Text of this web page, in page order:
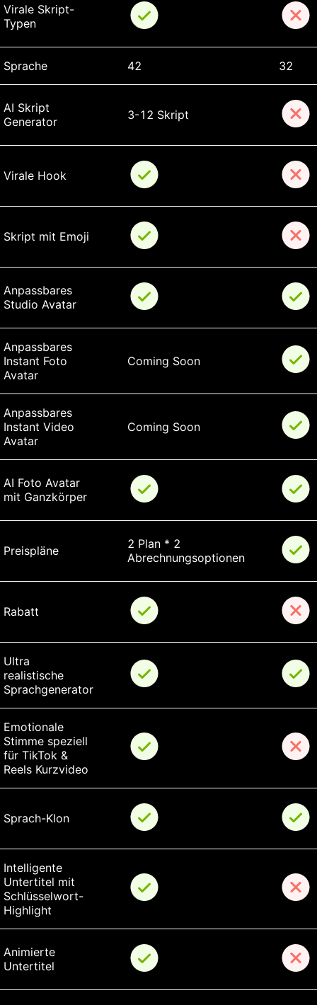
Virale Skript-
Typen
Sprache 42 32
AI Skript
Generator
3-12 Skript
Virale Hook
Skript mit Emoji
Anpassbares
Studio Avatar
Anpassbares
Instant Foto
Avatar
Coming Soon
Anpassbares
Instant Video
Avatar
Coming Soon
AI Foto Avatar
mit Ganzkörper
Preispläne
2 Plan * 2
Abrechnungsoptionen
Rabatt
Ultra
realistische
Sprachgenerator
Emotionale
Stimme speziell
für TikTok &
Reels Kurzvideo
Sprach-Klon
Intelligente
Untertitel mit
Schlüsselwort-
Highlight
Animierte
Untertitel